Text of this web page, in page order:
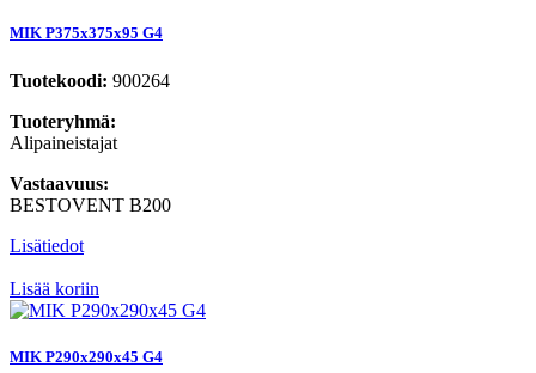
MIK P375x375x95 G4
Tuotekoodi: 900264
Tuoteryhmä:
Alipaineistajat
Vastaavuus:
BESTOVENT B200
Lisätiedot
Lisää koriin
MIK P290x290x45 G4